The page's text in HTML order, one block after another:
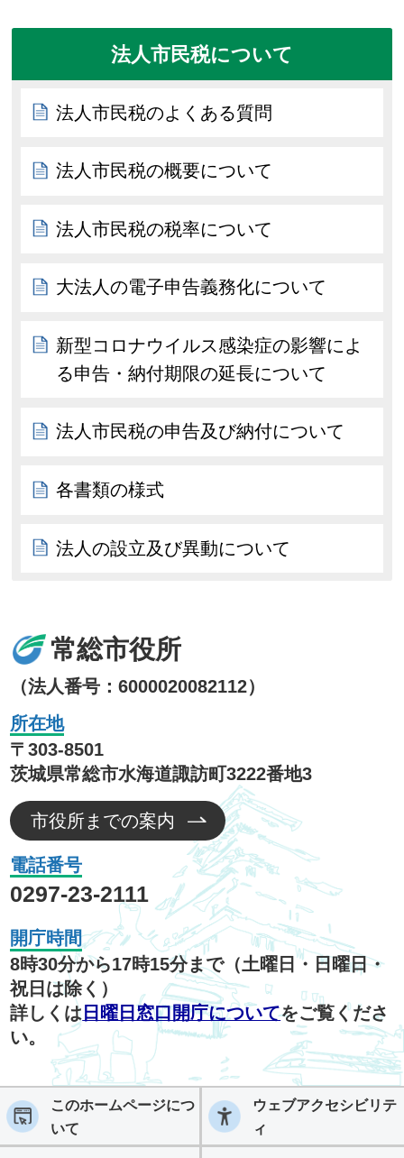
法人市民税について
法人市民税のよくある質問
法人市民税の概要について
法人市民税の税率について
大法人の電子申告義務化について
新型コロナウイルス感染症の影響によ
る申告・納付期限の延長について
法人市民税の申告及び納付について
各書類の様式
法人の設立及び異動について
常総市役所
（法人番号：6000020082112）
所在地
〒303-8501
茨城県常総市水海道諏訪町3222番地3
市役所までの案内
電話番号
0297-23-2111
開庁時間
8時30分から17時15分まで（土曜日・日曜日・
祝日は除く）
詳しくは 日曜日窓口開庁についてをご覧くださ
い。
このホームページにつ
いて
ウェブアクセシビリテ
ィ